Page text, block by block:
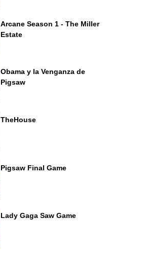
Arcane Season 1 - The Miller
Estate
Obama y la Venganza de
Pigsaw
TheHouse
Pigsaw Final Game
Lady Gaga Saw Game